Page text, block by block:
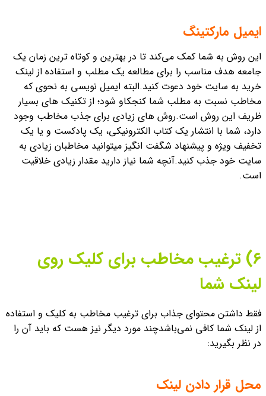
ایمیل مارکتینگ
این روش به شما کمک می‌کند تا در بهترین و کوتاه ترین زمان یک
جامعه هدف مناسب را برای مطالعه یک مطلب و استفاده از لینک
خرید به سایت خود دعوت کنید.البته ایمیل نویسی به نحوی که
مخاطب نسبت به مطلب شما کنجکاو شود؛ از تکنیک های بسیار
ظریف این روش است.روش های زیادی برای جذب مخاطب وجود
دارد، شما با انتشار یک کتاب الکترونیکی، یک پادکست و یا یک
تخفیف ویژه و پیشنهاد شگفت انگیز میتوانید مخاطبان زیادی به
سایت خود جذب کنید.آنچه شما نیاز دارید مقدار زیادی خلاقیت
است.
۶) ترغیب مخاطب برای کلیک روی
لینک شما
فقط داشتن محتوای جذاب برای ترغیب مخاطب به کلیک و استفاده
از لینک شما کافی نمی‌باشدچند مورد دیگر نیز هست که باید آن را
در نظر بگیرید:
محل قرار دادن لینک